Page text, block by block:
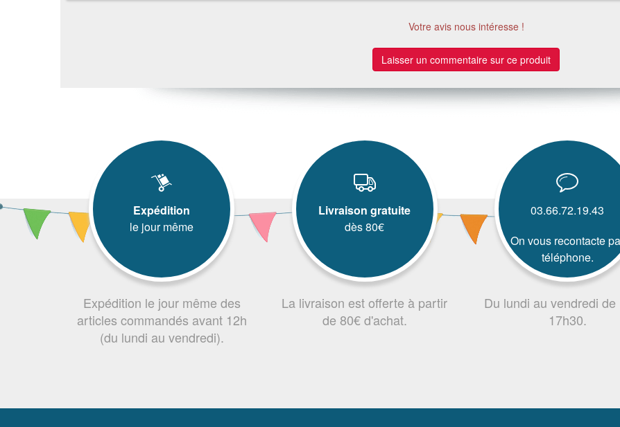
Votre avis nous intéresse !
Laisser un commentaire sur ce produit
Expédition
le jour même
Expédition le jour même des
articles commandés avant 12h
(du lundi au vendredi).
Livraison gratuite
dès 80€
La livraison est offerte à partir
de 80€ d'achat.
03.66.72.19.43
On vous recontacte
téléphone.
Du lundi au vendredi de
17h30.